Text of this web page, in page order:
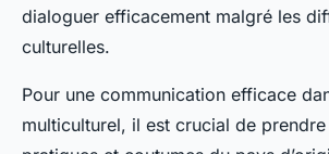
dialoguer efficacement malgré les
culturelles.
Pour une communication efficace
multiculturel, il est crucial de